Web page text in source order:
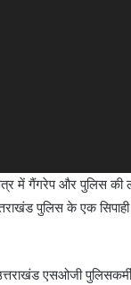
में गैंगरेप और पुलिस की
पुलिस के एक सिपाही
उत्तराखंड एसओजी